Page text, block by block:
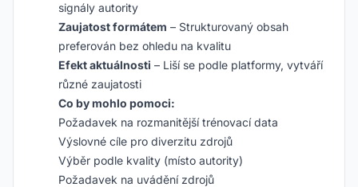
signály autority
Zaujatost formátem – Strukturovaný obsah
preferován bez ohledu na kvalitu
Efekt aktuálnosti – Liší se podle platformy, vytváří
různé zaujatosti
Co by mohlo pomoci:
Požadavek na rozmanitější trénovací data
Výslovné cíle pro diverzitu zdrojů
Výběr podle kvality (místo autority)
Požadavek na uvádění zdrojů